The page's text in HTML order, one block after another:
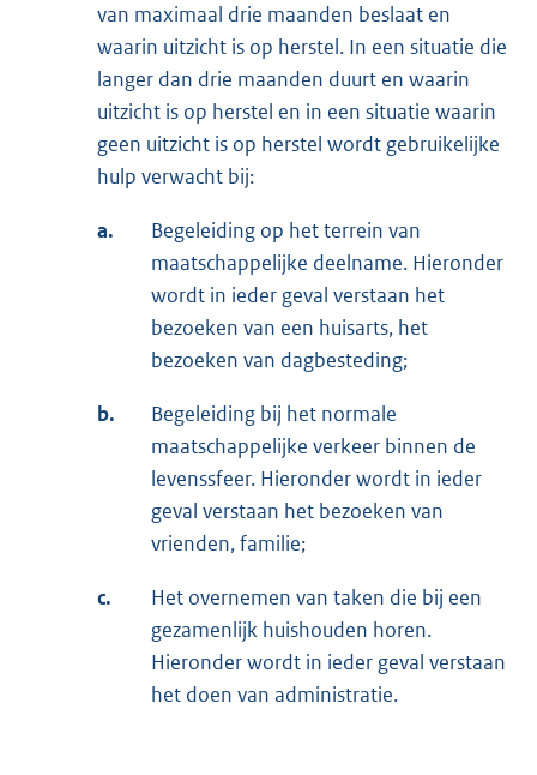
van maximaal drie maanden beslaat en
waarin uitzicht is op herstel. In een situatie die
langer dan drie maanden duurt en waarin
uitzicht is op herstel en in een situatie waarin
geen uitzicht is op herstel wordt gebruikelijke
hulp verwacht bij:
a.
Begeleiding op het terrein van
maatschappelijke deelname. Hieronder
wordt in ieder geval verstaan het
bezoeken van een huisarts, het
bezoeken van dagbesteding;
b.
Begeleiding bij het normale
maatschappelijke verkeer binnen de
levenssfeer. Hieronder wordt in ieder
geval verstaan het bezoeken van
vrienden, familie;
c.
Het overnemen van taken die bij een
gezamenlijk huishouden horen.
Hieronder wordt in ieder geval verstaan
het doen van administratie.